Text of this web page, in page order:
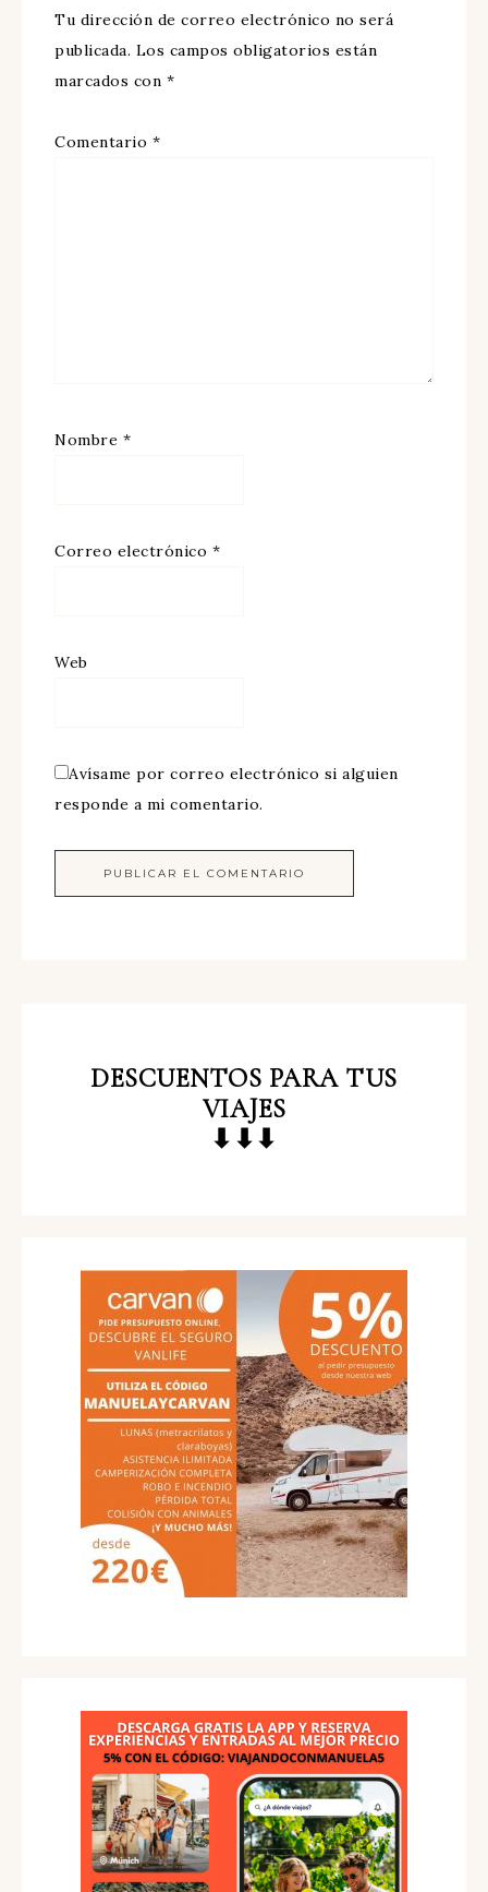
Tu dirección de correo electrónico no será
publicada. Los campos obligatorios están
marcados con *
Comentario *
Nombre *
Correo electrónico *
Web
Avísame por correo electrónico si alguien
responde a mi comentario.
DESCUENTOS PARA TUS
VIAJES
⬇⬇⬇